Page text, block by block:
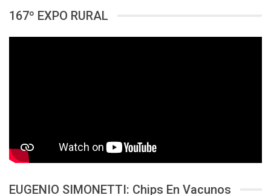
167º EXPO RURAL
EUGENIO SIMONETTI: Chips En Vacunos